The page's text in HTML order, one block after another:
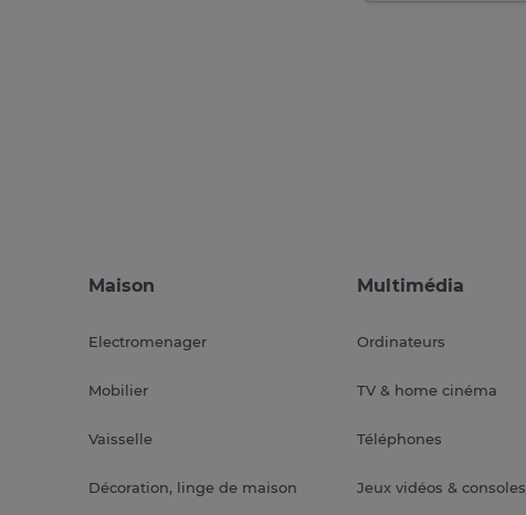
Maison
Electromenager
Mobilier
Vaisselle
Décoration, linge de maison
Multimédia
Ordinateurs
TV & home cinéma
Téléphones
Jeux vidéos & consoles